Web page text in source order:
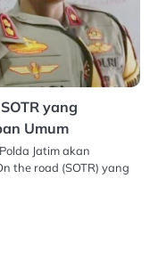
yang
Umum
Jatim akan
the road (SOTR) yang